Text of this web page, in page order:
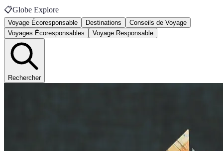
📋Globe Explore
Voyage Écoresponsable Destinations
Conseils de Voyage
Voyages Écoresponsables
Voyage Responsable
Rechercher